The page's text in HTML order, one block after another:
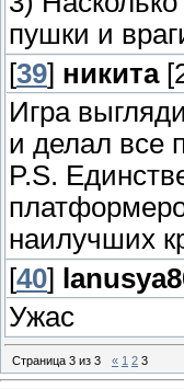
пушки и
[39] никита
Игра
и делал все
P.S.
наилучших
[40]
Ужас
Страница 3 из 3 « 1 2 3